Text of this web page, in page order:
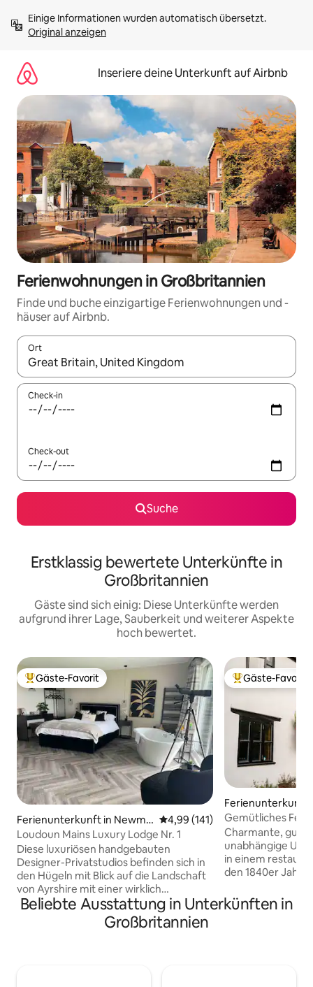
Inhalten
springenOriginal anzeigen
Inseriere deine Unterkunft auf Airbnb
Ferienwohnungen in Großbritannien
Finde und buche einzigartige Ferienwohnungen und -
häuser auf Airbnb.
Ort
Wenn Ergebnisse verfügbar sind, navigiere mit den
Check-in
Check-out
Suche
Erstklassig bewertete Unterkünfte in
Großbritannien
Gäste sind sich einig: Diese Unterkünfte werden
aufgrund ihrer Lage, Sauberkeit und weiterer Aspekte
hoch bewertet.
Beliebter Gäste-Favorit.
Gäste-Favorit
Ferienunterkunft in Newmil
ns
Durchschnittliche Bewertung:
4,99 (141)
Loudoun Mains Luxury Lodge Nr. 1
Diese luxuriösen handgebauten
Designer-Privatstudios befinden sich in
den Hügeln mit Blick auf die Landschaft
von Ayrshire mit einer wirklich
atemberaubenden Aussicht. Sie wurden
liebevoll als romantischste Zufluchtsorte
geschaffen, wo all deine Sorgen einfach
Beliebter Gäste-
Gäste-Favorit
Ferienunterkunft
on Martin
Gemütliches
Jahren in Chew
AONB
Charmante, gut
unabhängige
in einem
den 1840er
hübschen Dorf
Somerset in der
Beliebte Ausstattung in Unterkünften in
Großbritannien